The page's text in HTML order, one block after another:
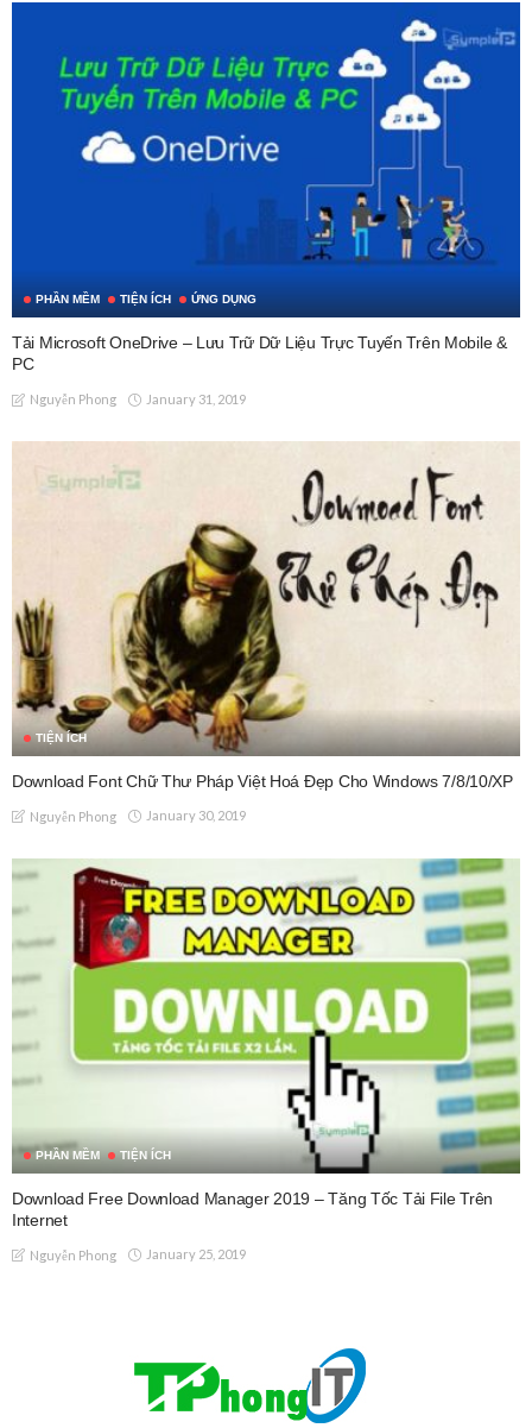
PHẦN MỀM TIỆN ÍCH ỨNG DỤNG
Tải Microsoft OneDrive – Lưu Trữ Dữ Liệu Trực Tuyến Trên Mobile &
PC
Nguyễn Phong January 31, 2019
TIỆN ÍCH
Download Font Chữ Thư Pháp Việt Hoá Đẹp Cho Windows 7/8/10/XP
Nguyễn Phong January 30, 2019
PHẦN MỀM TIỆN ÍCH
Download Free Download Manager 2019 – Tăng Tốc Tải File Trên
Internet
Nguyễn Phong January 25, 2019